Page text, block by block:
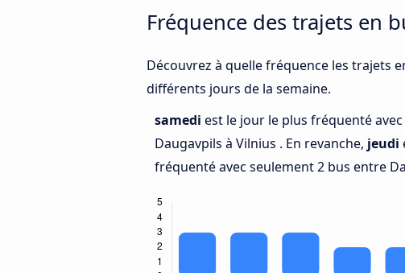
Fréquence des trajets en
Découvrez à quelle fréquence les trajets
différents jours de la semaine.
samedi est le jour le plus fréquenté
Daugavpils à Vilnius . En revanche, jeudi
fréquenté avec seulement 2 bus entre